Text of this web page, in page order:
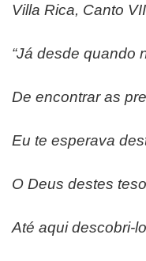
Villa Rica, Canto
“Já desde quando
De encontrar as
Eu te esperava
O Deus destes
Até aqui descobri-